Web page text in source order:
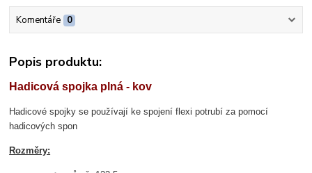
Komentáře 0
Popis produktu:
Hadicová spojka plná - kov
Hadicové spojky se používají ke spojení flexi potrubí za pomocí
hadicových spon
Rozměry: